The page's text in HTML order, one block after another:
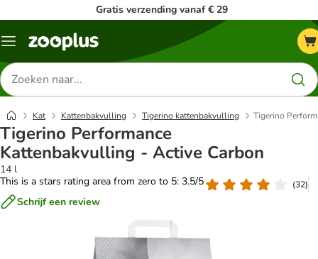
Gratis verzending vanaf € 29
Menu
Zoeken
naar
producten
Kat Kattenbakvulling Tigerino kattenbakvulling Tigerino
Tigerino Performance
Kattenbakvulling - Active Carbon
14 l
This is a stars rating area from zero to 5: 3.5/5
(32)
Schrijf een review